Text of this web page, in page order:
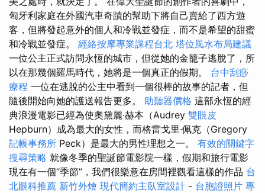
匈牙利家庭在外國汽車奇蹟的幫助下將自己賣給了西方遊
客，但將發起意外的個人和冷戰並發症，而不是希望的甜蜜
和冷戰並發症。 經絡按摩專業課程台北 塔位風水布局建議
一位公主正式訪問永恆的城市，但從她的金籠子逃脫了，所
以在那幾個羅馬時代，她將是一個真正的假期。 台中刮痧
療程 一位在逃脫的公主中看到一個很棒的故事的記者，但
隨後開始向她的護送報告更多。 助聽器價格 這部永恆的經
典浪漫電影已經為使奧黛麗·赫本（Audrey 雙眼皮
Hepburn）成為最大的女性，而格雷戈里·佩克（Gregory
記帳事務所 Peck）是最大的男性理想之一。 有效的關鍵字
搜尋策略 就像冬季的聖誕節電影院一樣，假期和旅行電影
現在有一個“季節”，我們很樂意在房間裡觀看這樣的作品 台
北眼科推薦 新竹外燴 現代簡約主臥室設計 - 台胞證照片 專